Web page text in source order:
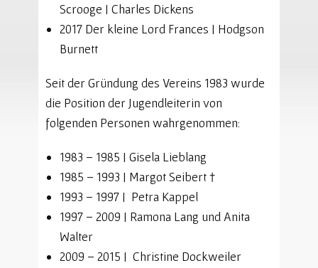
Scrooge | Charles Dickens
2017 Der kleine Lord Frances | Hodgson
Burnett
Seit der Gründung des Vereins 1983 wurde
die Position der Jugendleiterin von
folgenden Personen wahrgenommen:
1983 – 1985 | Gisela Lieblang
1985 – 1993 ​| Margot Seibert †
1993 – 1997 | Petra Kappel
1997 – 2009 | Ramona Lang und Anita
Walter
2009 – 2015 | Christine Dockweiler